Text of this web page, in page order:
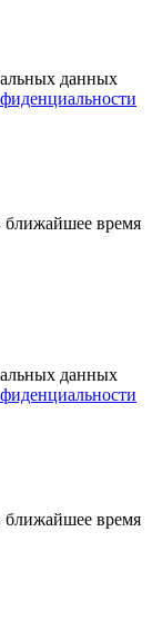
данных
ближайшее время
данных
ближайшее время